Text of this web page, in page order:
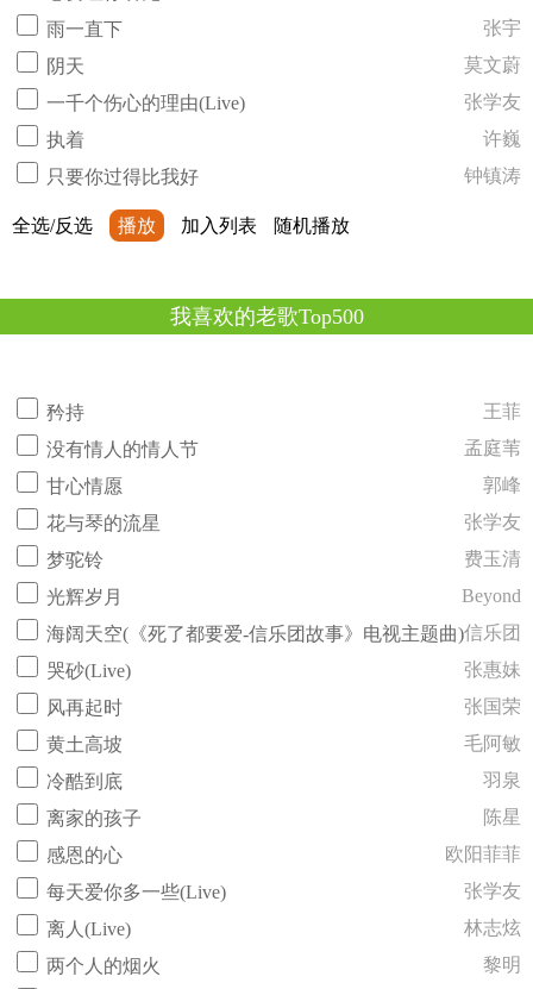
雨一直下
张宇
阴天
莫文蔚
一千个伤心的理由(Live)
张学友
执着
许巍
只要你过得比我好
钟镇涛
全选/反选 播放 加入列表 随机播放
我喜欢的老歌Top500
矜持
王菲
没有情人的情人节
孟庭苇
甘心情愿
郭峰
花与琴的流星
张学友
梦驼铃
费玉清
光辉岁月
Beyond
海阔天空(《死了都要爱-信乐团故事》电视主题曲)信乐团
哭砂(Live)
张惠妹
风再起时
张国荣
黄土高坡
毛阿敏
冷酷到底
羽泉
离家的孩子
陈星
感恩的心
欧阳菲菲
每天爱你多一些(Live)
张学友
离人(Live)
林志炫
两个人的烟火
黎明